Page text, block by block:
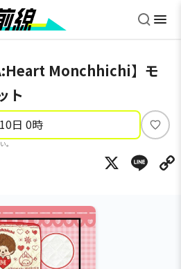
Monchhichi】モ
ト
日 0時
。
い
ね
X